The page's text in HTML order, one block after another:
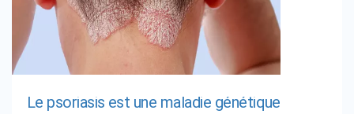
Le psoriasis est une maladie génétique